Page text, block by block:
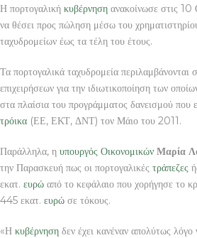
Η πορτογαλική κυβέρνηση ανακοίνωσε στις
να θέσει προς πώληση μέσω του
ταχυδρομείων έως τα τέλη του έτους.
Τα πορτογαλικά ταχυδρομεία περιλαμβάνονται
επιχειρήσεων για την ιδιωτικοποίηση των
στα πλαίσια του προγράμματος δανεισμού που
τρόικα (ΕΕ, ΕΚΤ, ΔΝΤ) τον Μάιο του 2011.
Παράλληλα, η υπουργός Οικονομικών Μαρία
την Παρασκευή πως οι πορτογαλικές τράπεζες
εκατ. ευρώ από το κεφάλαιο που χορήγησε το
445 εκατ. ευρώ σε τόκους.
«Η κυβέρνηση δεν έχει κανέναν απολύτως λόγο